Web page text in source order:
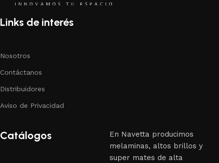
Links de interés
Nosotros
Contáctanos
Distribuidores
Aviso de Privacidad
Catálogos
En Navetta producimos
melaminas, altos brillos y
super mates de alta